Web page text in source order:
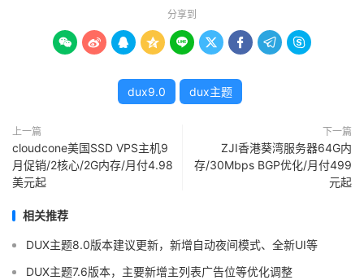
分享到
        
dux9.0 dux主题
上一篇
cloudcone美国SSD VPS主机9
月促销/2核心/2G内存/月付4.98
美元起
下一篇
ZJI香港葵湾服务器64G内
存/30Mbps BGP优化/月付499
元起
相关推荐
DUX主题8.0版本建议更新，新增自动夜间模式、全新UI等
DUX主题7.6版本，主要新增主列表广告位等优化调整